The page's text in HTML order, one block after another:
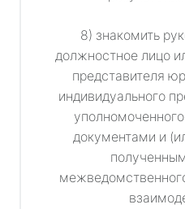
8) знакомить
должностное лицо
представителя
индивидуального
документами и